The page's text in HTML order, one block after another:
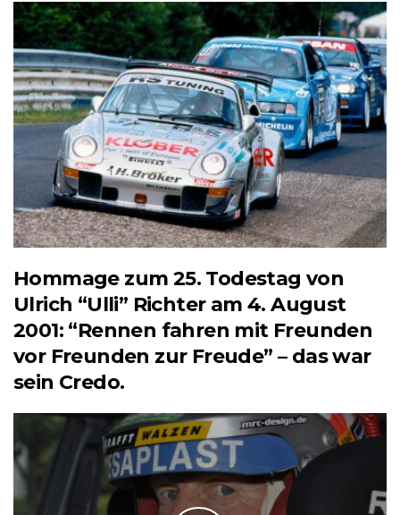
Hommage zum 25. Todestag von
Ulrich “Ulli” Richter am 4. August
2001: “Rennen fahren mit Freunden
vor Freunden zur Freude” – das war
sein Credo.